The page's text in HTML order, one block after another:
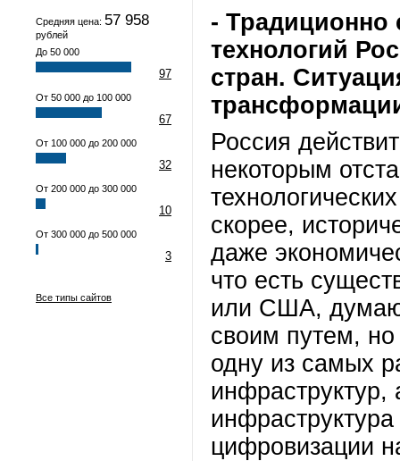
Средняя цена: 57 958
рублей
До 50 000
97
От 50 000 до 100 000
67
От 100 000 до 200 000
32
От 200 000 до 300 000
10
От 300 000 до 500 000
3
Все типы сайтов
- Традиционно
технологий
стран.
Россия
некоторым
скорее,
даже
что есть
или США,
своим путем, но
одну из самых
инфраструктур,
цифровизации